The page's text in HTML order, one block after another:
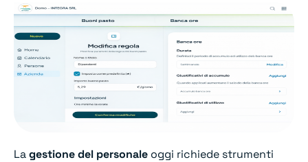
Lagestione del personale oggi richiede strumenti